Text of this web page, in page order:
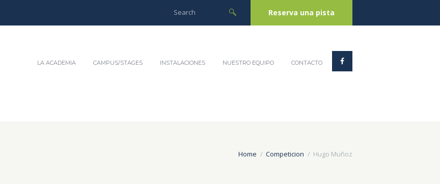
Reserva una pista
LA ACADEMIA CAMPUS/STAGES INSTALACIONES NUESTRO EQUIPO CONTACTO
Home Competicion Hugo Muñoz